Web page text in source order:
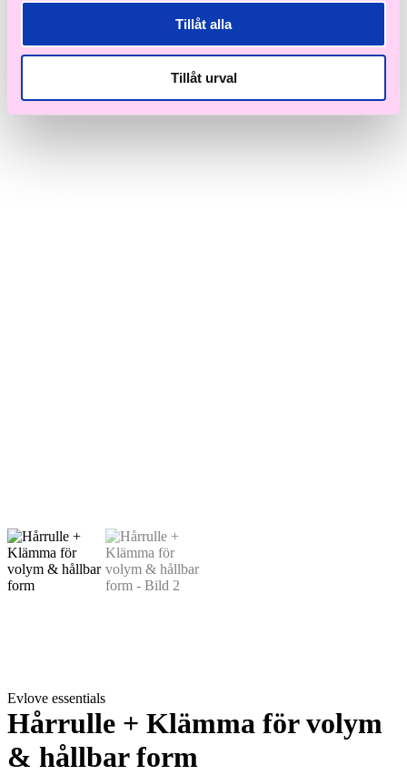
Tillåt alla
Tillåt urval
Evlove Essentials> Hårrulle + Klämma för
volym & hållbar form
Evlove essentials
Hårrulle + Klämma för volym
& hållbar form